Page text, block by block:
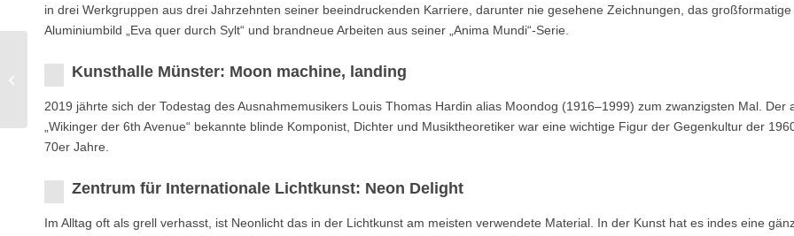
in drei Werkgruppen aus drei Jahrzehnten seiner beeindruckenden Karriere, darunter nie gesehene Zeichnungen, das großformatige
Aluminiumbild „Eva quer durch Sylt“ und brandneue Arbeiten aus seiner „Anima Mundi“-Serie.
Kunsthalle Münster: Moon machine, landing
2019 jährte sich der Todestag des Ausnahmemusikers Louis Thomas Hardin alias Moondog (1916–1999) zum zwanzigsten Mal. Der
„Wikinger der 6th Avenue“ bekannte blinde Komponist, Dichter und Musiktheoretiker war eine wichtige Figur der Gegenkultur der
70er Jahre.
Zentrum für Internationale Lichtkunst: Neon Delight
Im Alltag oft als grell verhasst, ist Neonlicht das in der Lichtkunst am meisten verwendete Material. In der Kunst hat es indes eine
Städtische Galerie
Paderborn: Seet van